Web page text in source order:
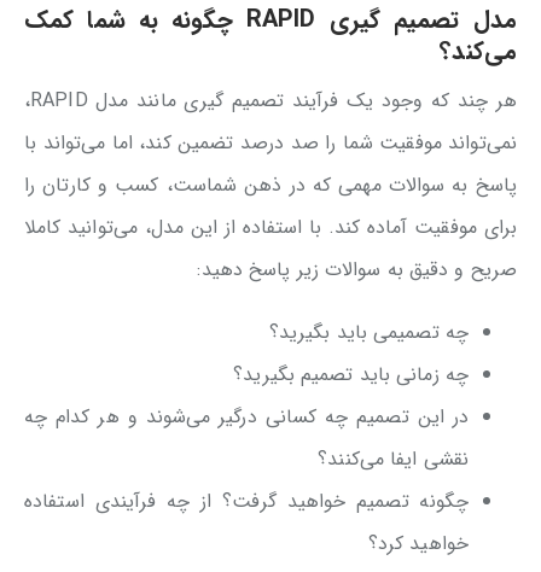
مدل تصمیم گیری RAPID چگونه به شما کمک
می‌کند؟
هر چند که وجود یک فرآیند تصمیم گیری مانند مدل RAPID،
نمی‌تواند موفقیت شما را صد درصد تضمین کند، اما می‌تواند با
پاسخ به سوالات مهمی که در ذهن شماست، کسب و کارتان را
برای موفقیت آماده کند. با استفاده از این مدل، می‌توانید کاملا
صریح و دقیق به سوالات زیر پاسخ دهید:
چه تصمیمی باید بگیرید؟
چه زمانی باید تصمیم بگیرید؟
در این تصمیم چه کسانی درگیر می‌شوند و هر کدام چه
نقشی ایفا می‌کنند؟
چگونه تصمیم خواهید گرفت؟ از چه فرآیندی استفاده
خواهید کرد؟